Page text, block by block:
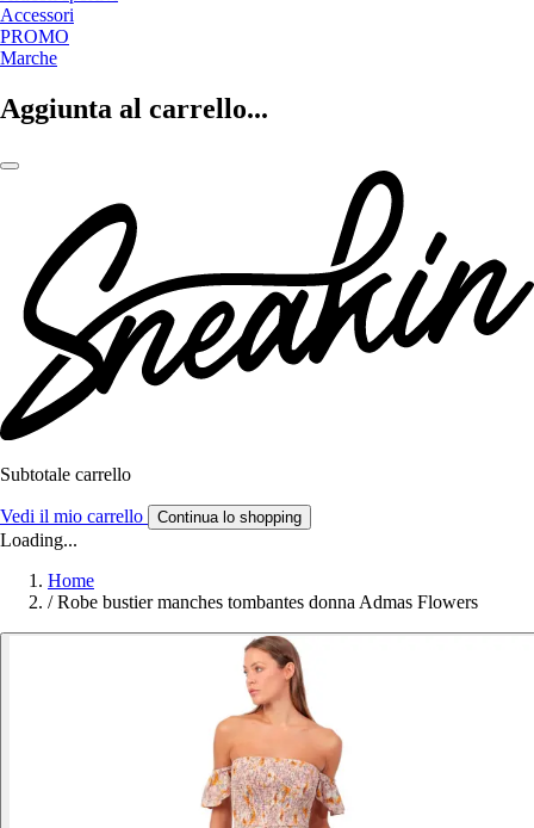
Accessori
PROMO
Marche
Aggiunta al carrello...
Subtotale carrello
Vedi il mio carrello Continua lo shopping
Loading...
Home
/ Robe bustier manches tombantes donna Admas Flowers